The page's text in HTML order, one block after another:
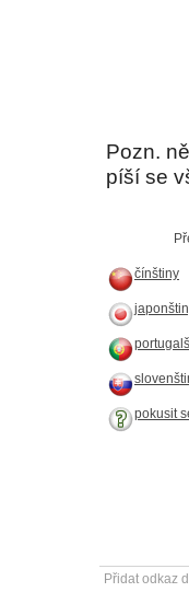
Pozn.
píší se
čínštiny
pokusit
Přidat odkaz